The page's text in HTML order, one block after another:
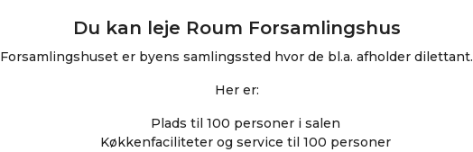
Du kan leje Roum Forsamlingshus
Forsamlingshuset er byens samlingssted hvor de bl.a. afholder dilettant.
Her er:
Plads til 100 personer i salen
Køkkenfaciliteter og service til 100 personer